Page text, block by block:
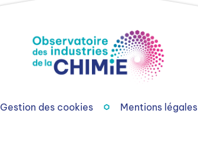
Gestion des cookies Mentions légales